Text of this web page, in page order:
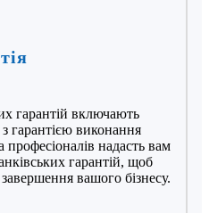
гарантій включають
гарантією виконання
надасть вам
гарантій, щоб
вашого бізнесу.